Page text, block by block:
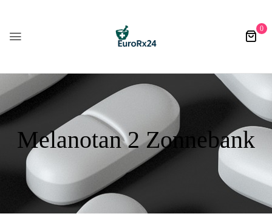
0
Melanotan 2 Zonnebank